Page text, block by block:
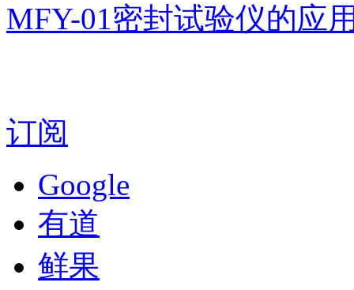
MFY-01密封试验仪的应
订阅
Google
有道
鲜果